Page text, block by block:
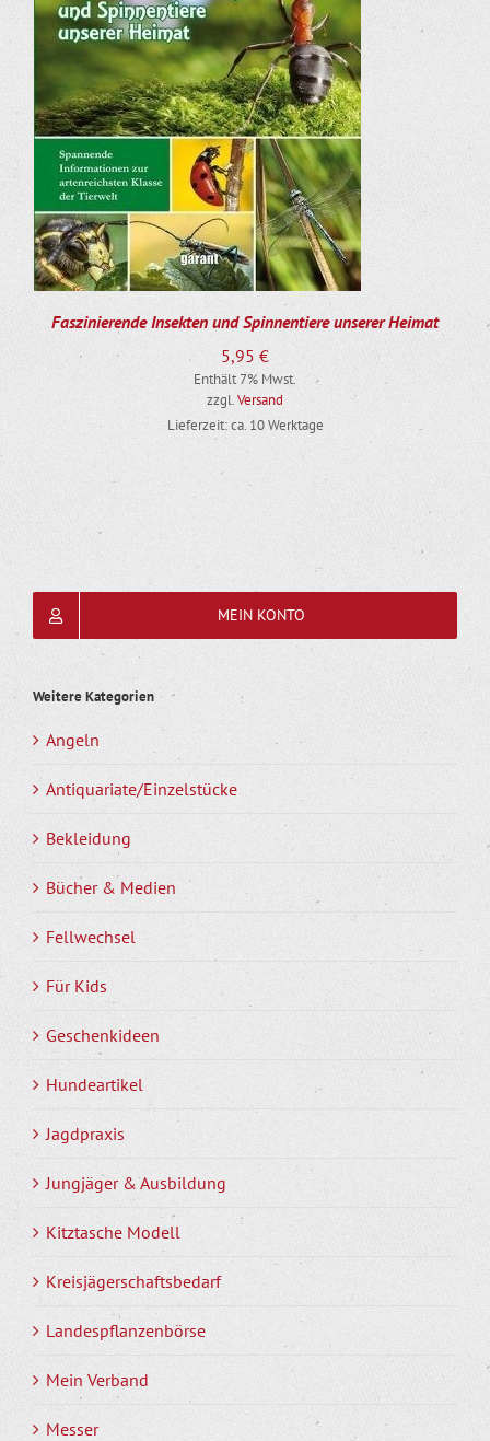
Faszinierende Insekten und Spinnentiere unserer Heimat
5,95 €
Enthält 7% Mwst.
zzgl.Versand
Lieferzeit: ca. 10 Werktage
MEIN KONTO
Weitere Kategorien
Angeln
Antiquariate/Einzelstücke
Bekleidung
Bücher & Medien
Fellwechsel
Für Kids
Geschenkideen
Hundeartikel
Jagdpraxis
Jungjäger & Ausbildung
Kitztasche Modell
Kreisjägerschaftsbedarf
Landespflanzenbörse
Mein Verband
Messer